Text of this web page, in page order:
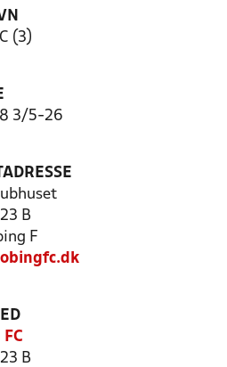
(3)
3/5-26
B
F
B